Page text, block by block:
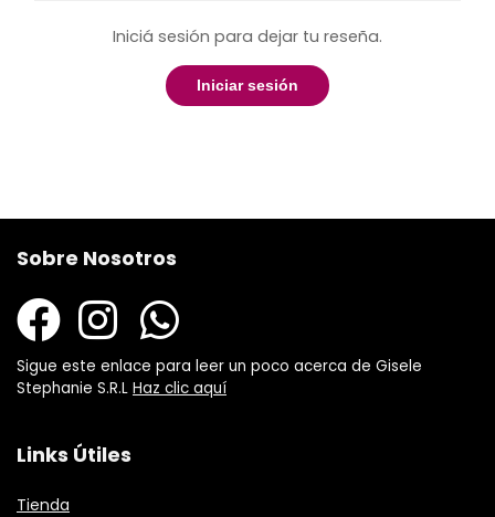
Iniciá sesión para dejar tu reseña.
Iniciar sesión
Sobre Nosotros
Sigue este enlace para leer un poco acerca de Gisele
Stephanie S.R.L Haz clic aquí
Links Útiles
Tienda